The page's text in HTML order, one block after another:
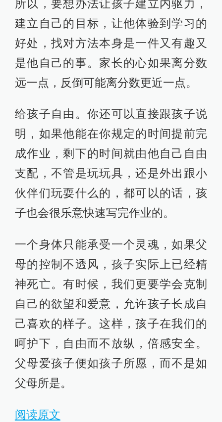
所以，要想办法让孩子建立内驱力，
建立自己的目标，让他体验到学习的
好处，找对方法本身是一件又有趣又
是他自己的事。家长的心如果离分数
远一点，反倒可能离分数更近一点。
给孩子自由。你还可以直接跟孩子说
明，如果他能在你规定的时间提前完
成作业，剩下的时间就由他自己自由
支配，不管是玩玩具，还是外出跟小
伙伴们玩耍什么的，都可以的话，孩
子也会很乐意快速写完作业的。
一个身体只能承受一个灵魂，如果父
母的控制不透风，孩子实际上已经精
神死亡。有时候，我们更要学会克制
自己的欲望和爱意，允许孩子长成自
己喜欢的样子。这样，孩子在我们的
呵护下，自由而不放纵，倍感安全。
父母爱孩子便如孩子所愿，而不是如
父母所是。
阅读原文